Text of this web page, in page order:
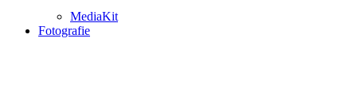
MediaKit
Fotografie